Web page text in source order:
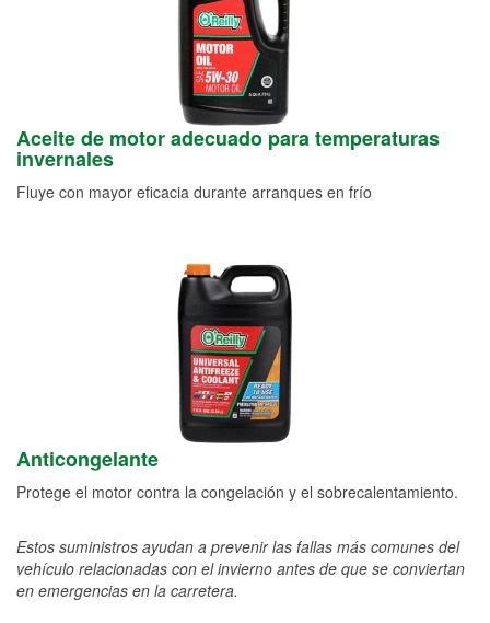
Aceite de motor adecuado para temperaturas
invernales
Fluye con mayor eficacia durante arranques en frío
Anticongelante
Protege el motor contra la congelación y el sobrecalentamiento.
Estos suministros ayudan a prevenir las fallas más comunes del
vehículo relacionadas con el invierno antes de que se conviertan
en emergencias en la carretera.